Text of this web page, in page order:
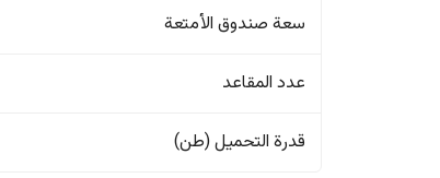
سعة صندوق الأمتعة
عدد المقاعد
قدرة التحميل (طن)